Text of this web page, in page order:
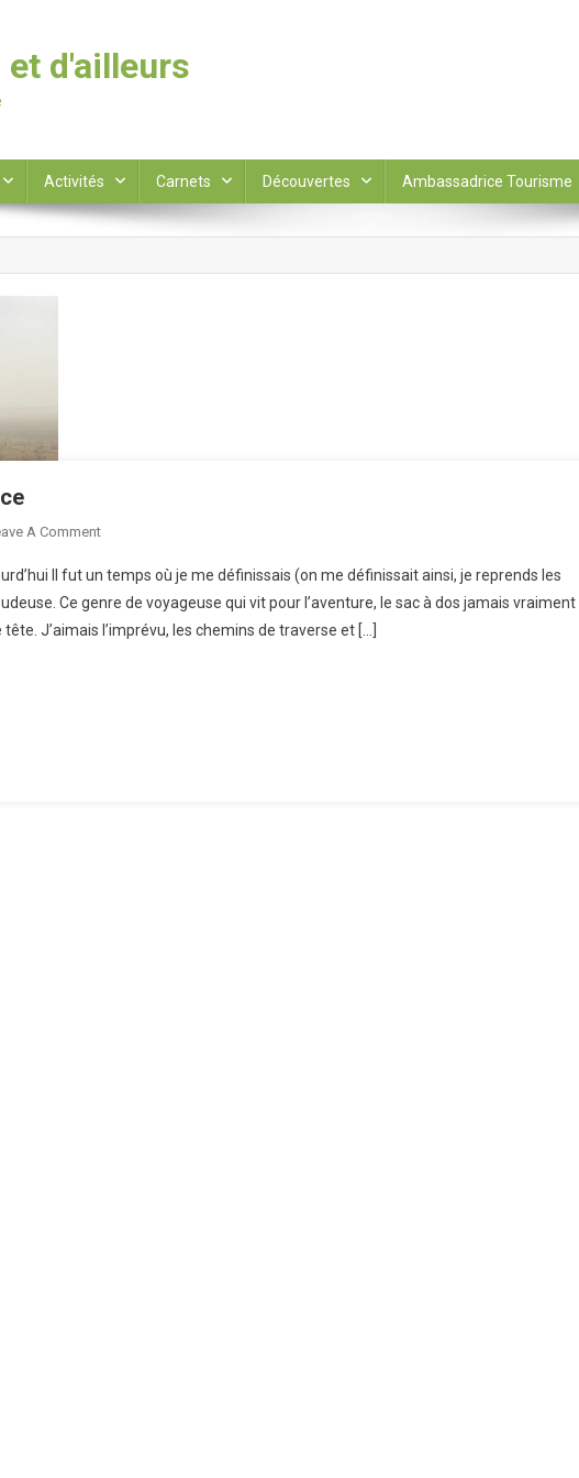
d'ailleurs
Activités Carnets Découvertes Ambassadrice Tourisme
A CommentOn
Et
Exploratrice
Il fut un temps où je me définissais (on me définissait ainsi, je reprends les
Ce genre de voyageuse qui vit pour l’aventure, le sac à dos jamais vraiment
J’aimais l’imprévu, les chemins de traverse et […]